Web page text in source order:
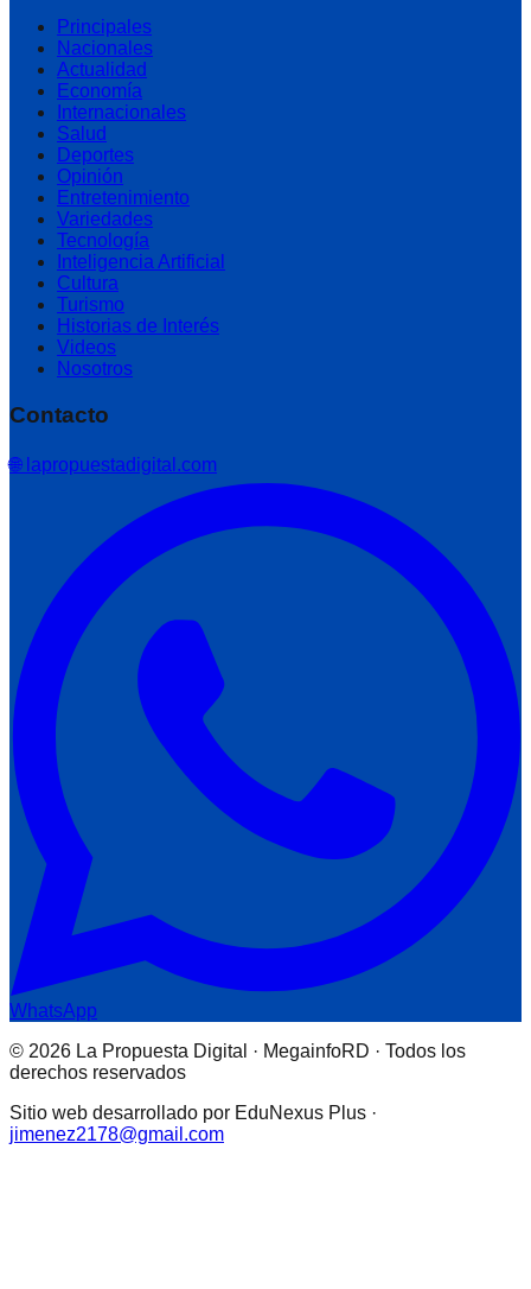
Principales
Nacionales
Actualidad
Economía
Internacionales
Salud
Deportes
Opinión
Entretenimiento
Variedades
Tecnología
Inteligencia Artificial
Cultura
Turismo
Historias de Interés
Videos
Nosotros
Contacto
🌐 lapropuestadigital.com
WhatsApp
© 2026 La Propuesta Digital · MegainfoRD · Todos los
derechos reservados
Sitio web desarrollado por EduNexus Plus ·
jimenez2178@gmail.com